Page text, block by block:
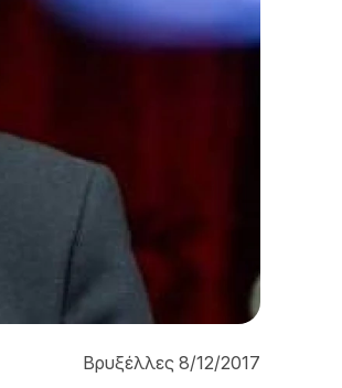
Βρυξέλλες 8/12/2017